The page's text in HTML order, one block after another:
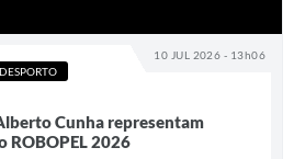
10 JUL 2026 - 13h06
Cunha representam
ROBOPEL 2026